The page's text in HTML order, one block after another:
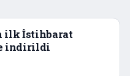
ilk İstihbarat
indirildi